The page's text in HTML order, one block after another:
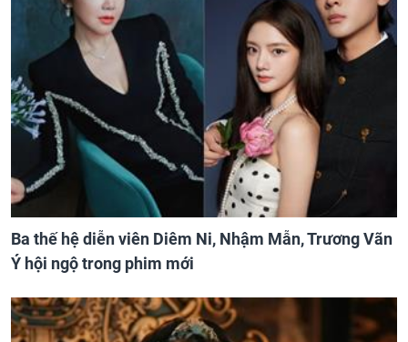
Ba thế hệ diễn viên Diêm Ni, Nhậm Mẫn, Trương Vãn
Ý hội ngộ trong phim mới